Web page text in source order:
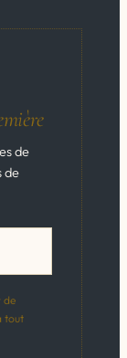
de
de
de
tout